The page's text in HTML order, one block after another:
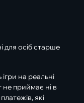
для осіб старше
на реальні
не приймає ні в
які